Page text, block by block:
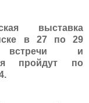
выставка
в 27 по 29
встречи и
пройдут по